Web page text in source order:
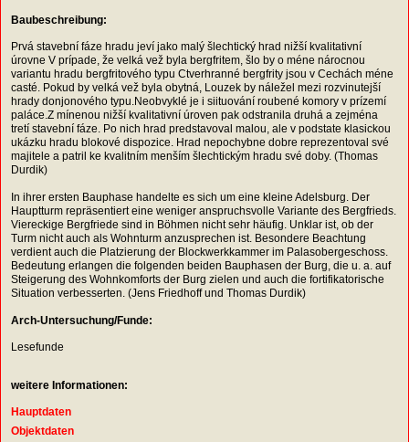
Baubeschreibung:
Prvá stavební fáze hradu jeví jako malý šlechtický hrad nižší kvalitativní
úrovne V prípade, že velká vež byla bergfritem, šlo by o méne nárocnou
variantu hradu bergfritového typu Ctverhranné bergfrity jsou v Cechách méne
casté. Pokud by velká vež byla obytná, Louzek by náležel mezi rozvinutejší
hrady donjonového typu.Neobvyklé je i siituování roubené komory v prízemí
paláce.Z mínenou nižší kvalitativní úroven pak odstranila druhá a zejména
tretí stavební fáze. Po nich hrad predstavoval malou, ale v podstate klasickou
ukázku hradu blokové dispozice. Hrad nepochybne dobre reprezentoval své
majitele a patril ke kvalitním menším šlechtickým hradu své doby. (Thomas
Durdik)
In ihrer ersten Bauphase handelte es sich um eine kleine Adelsburg. Der
Hauptturm repräsentiert eine weniger anspruchsvolle Variante des Bergfrieds.
Viereckige Bergfriede sind in Böhmen nicht sehr häufig. Unklar ist, ob der
Turm nicht auch als Wohnturm anzusprechen ist. Besondere Beachtung
verdient auch die Platzierung der Blockwerkkammer im Palasobergeschoss.
Bedeutung erlangen die folgenden beiden Bauphasen der Burg, die u. a. auf
Steigerung des Wohnkomforts der Burg zielen und auch die fortifikatorische
Situation verbesserten. (Jens Friedhoff und Thomas Durdik)
Arch-Untersuchung/Funde:
Lesefunde
weitere Informationen:
Hauptdaten
Objektdaten